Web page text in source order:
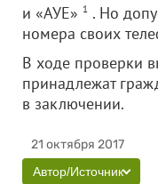
и «АУЕ» 1 . Но
номера своих
В ходе проверки
принадлежат
в
21 октября 2017
Автор/Источник